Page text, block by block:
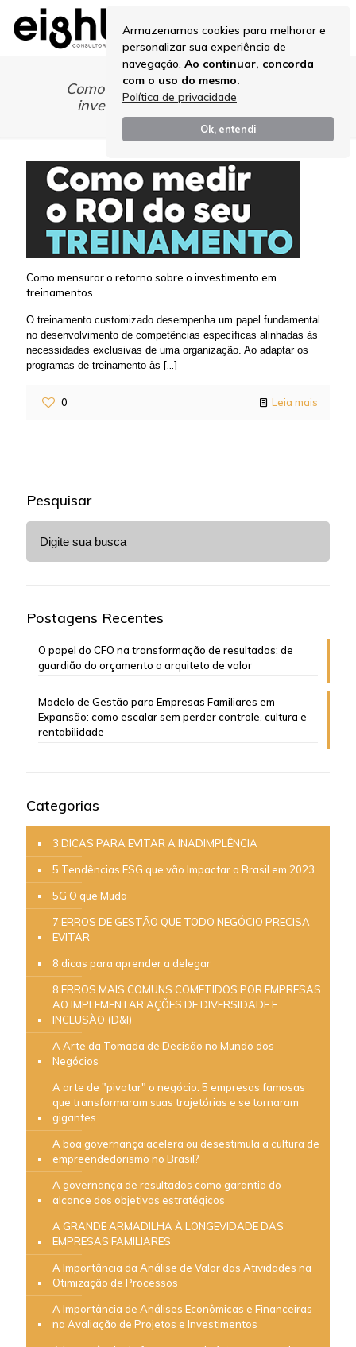
Armazenamos cookies para melhorar e
personalizar sua experiência de
navegação. Ao continuar, concorda
com o uso do mesmo.
Política de privacidade
Ok, entendi
Como mensurar o retorno sobre o
investimento em treinamentos
Como mensurar o retorno sobre o investimento em
treinamentos
O treinamento customizado desempenha um papel fundamental
no desenvolvimento de competências específicas alinhadas às
necessidades exclusivas de uma organização. Ao adaptar os
programas de treinamento às […]
0 Leia mais
Pesquisar
Postagens Recentes
O papel do CFO na transformação de resultados: de
guardião do orçamento a arquiteto de valor
Modelo de Gestão para Empresas Familiares em
Expansão: como escalar sem perder controle, cultura e
rentabilidade
Categorias
3 DICAS PARA EVITAR A INADIMPLÊNCIA
5 Tendências ESG que vão Impactar o Brasil em 2023
5G O que Muda
7 ERROS DE GESTÃO QUE TODO NEGÓCIO PRECISA
EVITAR
8 dicas para aprender a delegar
8 ERROS MAIS COMUNS COMETIDOS POR EMPRESAS
AO IMPLEMENTAR AÇÕES DE DIVERSIDADE E
INCLUSÀO (D&I)
A Arte da Tomada de Decisão no Mundo dos
Negócios
A arte de "pivotar" o negócio: 5 empresas famosas
que transformaram suas trajetórias e se tornaram
gigantes
A boa governança acelera ou desestimula a cultura de
empreendedorismo no Brasil?
A governança de resultados como garantia do
alcance dos objetivos estratégicos
A GRANDE ARMADILHA À LONGEVIDADE DAS
EMPRESAS FAMILIARES
A Importância da Análise de Valor das Atividades na
Otimização de Processos
A Importância de Análises Econômicas e Financeiras
na Avaliação de Projetos e Investimentos